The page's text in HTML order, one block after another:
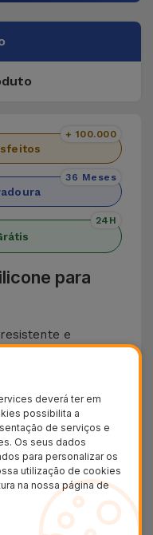
+ 100.000
36 Meses
24H
para
e
extremamente
a melhor proteção
um toque suave
e funcionalidades
uma Capa de
deverá ter em
possibilita a
de serviços e
Os seus dados
para personalizar os
utilização de cookies
na nossa página de